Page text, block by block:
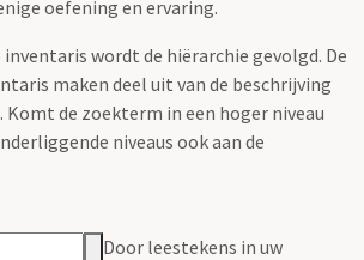
oefening en ervaring.
wordt de hiërarchie gevolgd. De
maken deel uit van de beschrijving
Komt de zoekterm in een hoger niveau
niveaus ook aan de
Door leestekens in uw